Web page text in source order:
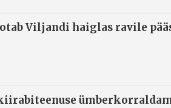
Viljandi haiglas ravile